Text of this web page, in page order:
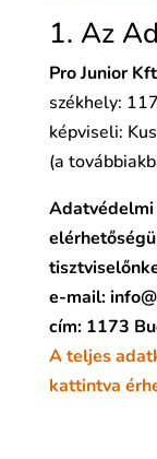
1. Az
Pro Junior
székhely:
képviseli:
(a
e-mail:
cím: 1173
A teljes
kattintva